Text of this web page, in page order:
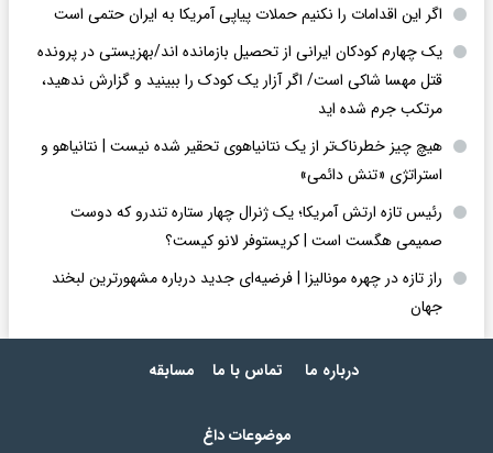
اگر این اقدامات را نکنیم حملات پیاپی آمریکا به ایران حتمی است
یک چهارم کودکان ایرانی از تحصیل بازمانده اند/بهزیستی در پرونده
قتل مهسا شاکی است/ اگر آزار یک کودک را ببینید و گزارش ندهید،
مرتکب جرم شده اید
هیچ چیز خطرناک‌تر از یک نتانیاهوی تحقیر شده نیست | نتانیاهو و
استراتژی «تنش دائمی»
رئیس تازه ارتش آمریکا؛ یک ژنرال چهار ستاره تندرو که دوست
صمیمی هگست است | کریستوفر لانو کیست؟
راز تازه در چهره مونالیزا | فرضیه‌ای جدید درباره مشهورترین لبخند
جهان
درباره ما تماس با ما مسابقه
موضوعات داغ